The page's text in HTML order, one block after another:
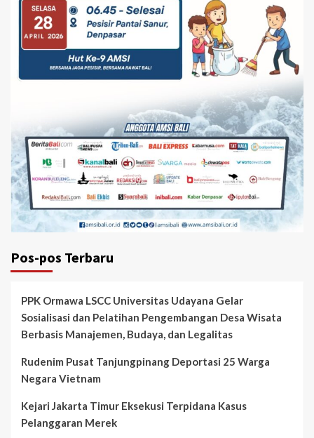
Pos-pos Terbaru
PPK Ormawa LSCC Universitas Udayana Gelar
Sosialisasi dan Pelatihan Pengembangan Desa Wisata
Berbasis Manajemen, Budaya, dan Legalitas
Rudenim Pusat Tanjungpinang Deportasi 25 Warga
Negara Vietnam
Kejari Jakarta Timur Eksekusi Terpidana Kasus
Pelanggaran Merek